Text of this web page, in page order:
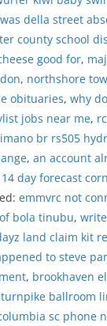
tinggal, serta
agar warga
informasi terkait
satu poin
ini adalah
bendera
tiang,
rasa cinta
RI.
bendera
nyata partisipasi
bersejarah
seluruh warga
memasang
masing
kita
telah merebut
saat
agar warga
dikibarkan,
della street
county school
good for,
, northshore
obituaries, why
jobs near me,
br rs505
, an account
day forecast
emmvrc not
bola tinubu,
land claim kit
to steve
, brookhaven
turnpike ballroom
sc phone